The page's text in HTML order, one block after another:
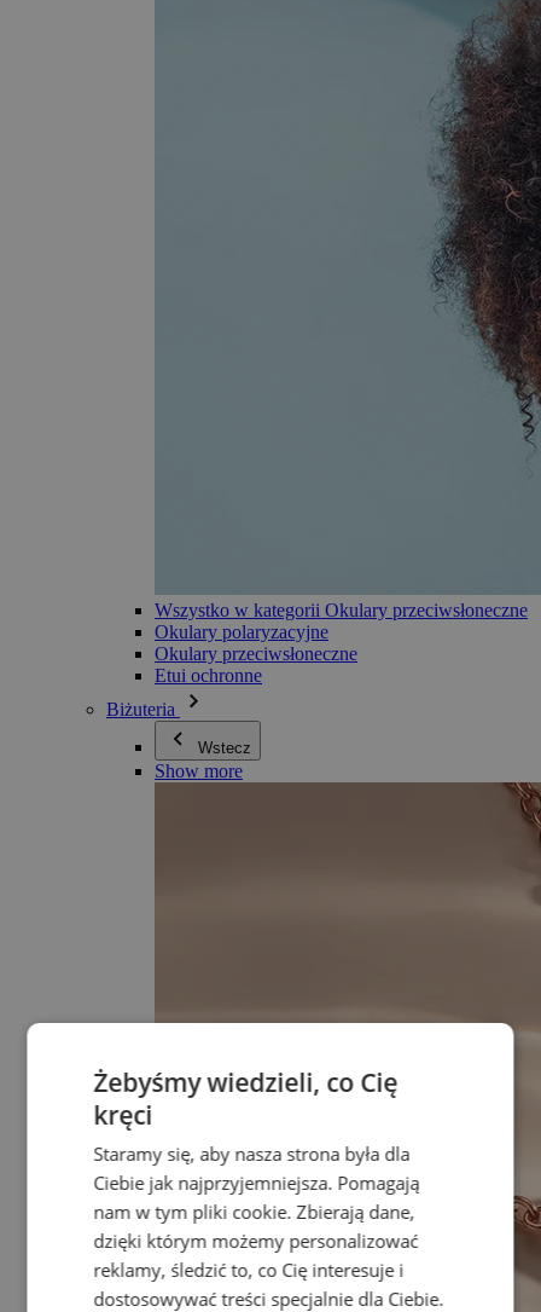
Wszystko w kategorii Okulary przeciwsłoneczne
Okulary polaryzacyjne
Okulary przeciwsłoneczne
Etui ochronne
Biżuteria
Wstecz
Show more
Żebyśmy wiedzieli, co Cię
kręci
Staramy się, aby nasza strona była dla
Ciebie jak najprzyjemniejsza. Pomagają
nam w tym pliki cookie. Zbierają dane,
dzięki którym możemy personalizować
reklamy, śledzić to, co Cię interesuje i
dostosowywać treści specjalnie dla Ciebie.